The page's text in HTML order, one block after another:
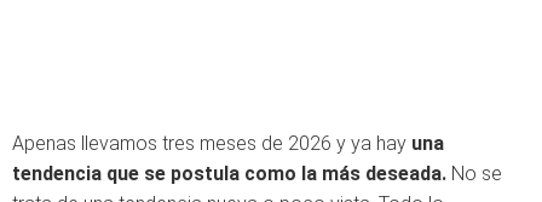
Apenas llevamos tres meses de 2026 y ya hay una
tendencia que se postula como la más deseada. No se